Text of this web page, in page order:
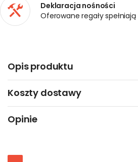
Deklaracja nośności
Oferowane regały
Opis produktu
Koszty dostawy
Opinie